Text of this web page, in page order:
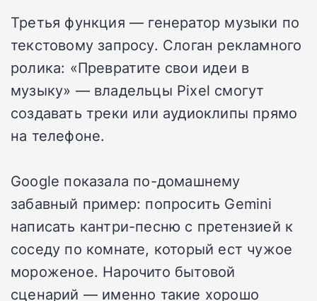
Третья функция — генератор музыки по
текстовому запросу. Слоган рекламного
ролика: «Превратите свои идеи в
музыку» — владельцы Pixel смогут
создавать треки или аудиоклипы прямо
на телефоне.
Google показала по-домашнему
забавный пример: попросить Gemini
написать кантри-песню с претензией к
соседу по комнате, который ест чужое
мороженое. Нарочито бытовой
сценарий — именно такие хорошо